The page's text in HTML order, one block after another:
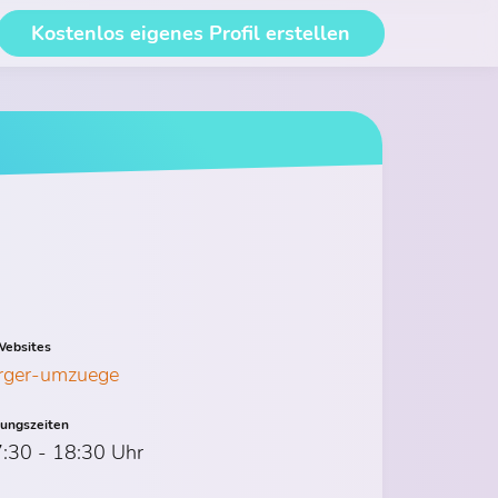
Kostenlos eigenes Profil erstellen
umzuege
- 18:30 Uhr